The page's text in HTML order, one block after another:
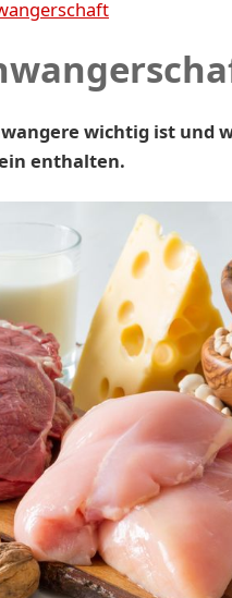
wichtig ist und
enthalten.